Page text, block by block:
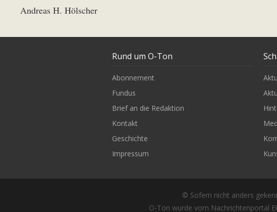
Andreas H. Hölscher
© Sofern nicht anders
O-Ton wurde vom Nachrichtenportal
Rund um O-Ton
Abonnement
Fundus
Brief an die Redaktion
Kontakt
Geschichte
Impressum